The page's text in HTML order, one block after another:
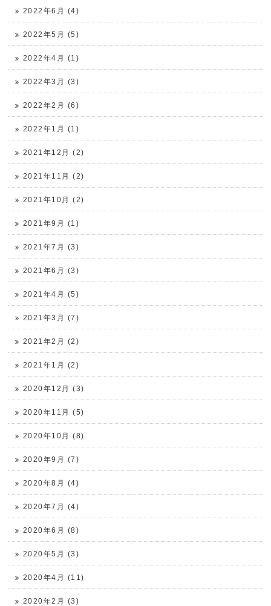
2022年6月 (4)
2022年5月 (5)
2022年4月 (1)
2022年3月 (3)
2022年2月 (6)
2022年1月 (1)
2021年12月 (2)
2021年11月 (2)
2021年10月 (2)
2021年9月 (1)
2021年7月 (3)
2021年6月 (3)
2021年4月 (5)
2021年3月 (7)
2021年2月 (2)
2021年1月 (2)
2020年12月 (3)
2020年11月 (5)
2020年10月 (8)
2020年9月 (7)
2020年8月 (4)
2020年7月 (4)
2020年6月 (8)
2020年5月 (3)
2020年4月 (11)
2020年2月 (3)